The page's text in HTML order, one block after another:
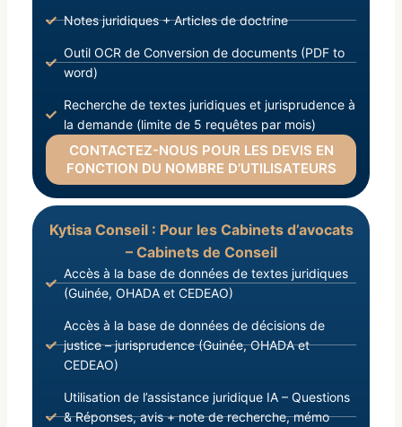
Notes juridiques + Articles de doctrine
Outil OCR de Conversion de documents (PDF to
word)
Recherche de textes juridiques et jurisprudence à
la demande (limite de 5 requêtes par mois)
CONTACTEZ-NOUS POUR LES DEVIS EN
FONCTION DU NOMBRE D’UTILISATEURS
Kytisa Conseil : Pour les Cabinets d’avocats
– Cabinets de Conseil
Accès à la base de données de textes juridiques
(Guinée, OHADA et CEDEAO)
Accès à la base de données de décisions de
justice – jurisprudence (Guinée, OHADA et
CEDEAO)
Utilisation de l’assistance juridique IA – Questions
& Réponses, avis + note de recherche, mémo